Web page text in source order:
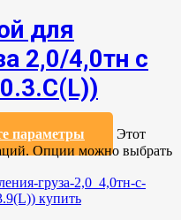
для
2,0/4,0тн с
параметры
Этот
Опции можно выбрать